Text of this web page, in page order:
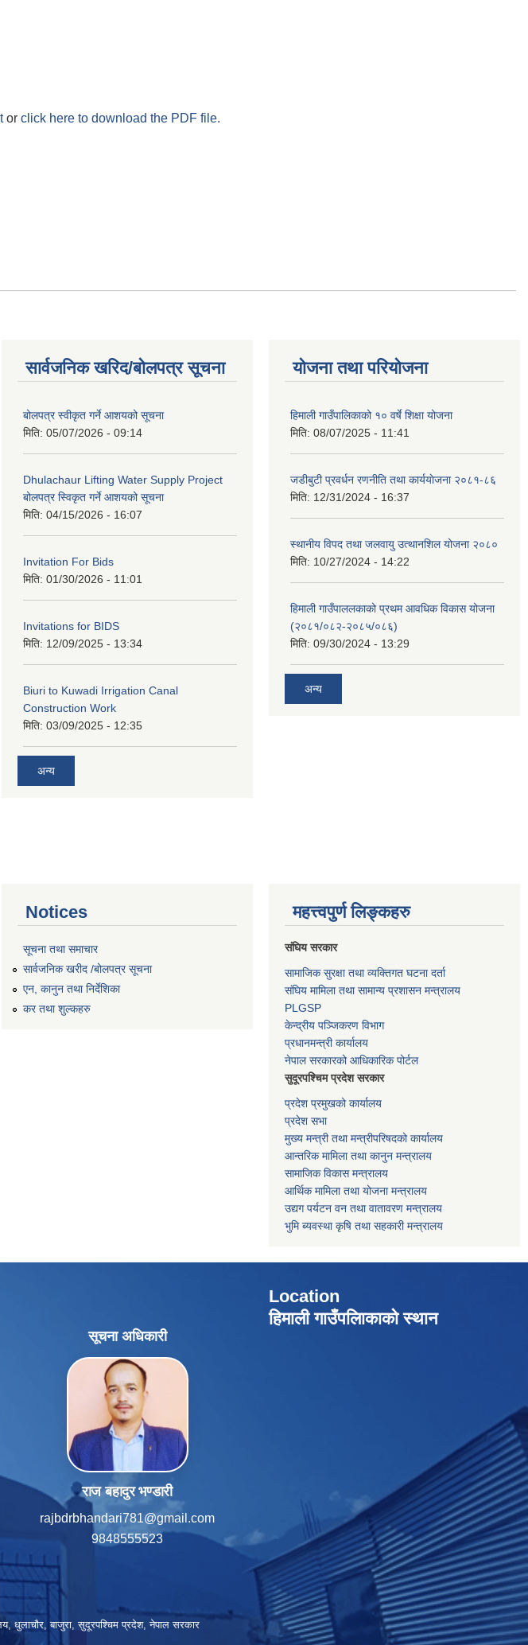
or click here to download the PDF file.
सार्वजनिक खरिद/बोलपत्र सूचना
बोलपत्र स्वीकृत गर्ने आशयको सूचना
मिति: 05/07/2026 - 09:14
Dhulachaur Lifting Water Supply Project
बोलपत्र स्विकृत गर्ने आशयको सूचना
मिति: 04/15/2026 - 16:07
Invitation For Bids
मिति: 01/30/2026 - 11:01
Invitations for BIDS
मिति: 12/09/2025 - 13:34
Biuri to Kuwadi Irrigation Canal
Construction Work
मिति: 03/09/2025 - 12:35
अन्य
योजना तथा परियोजना
हिमाली गाउँपालिकाको १० वर्षे शिक्षा योजना
मिति: 08/07/2025 - 11:41
जडीबुटी प्रवर्धन रणनीति तथा कार्ययाेजना २०८१-८६
मिति: 12/31/2024 - 16:37
स्थानीय विपद तथा जलवायु उत्थानशिल योजना २०८०
मिति: 10/27/2024 - 14:22
हिमाली गाउँपाललकाको प्रथम आवधिक विकास योजना
(२०८१/०८२-२०८५/०८६)
मिति: 09/30/2024 - 13:29
अन्य
Notices
सूचना तथा समाचार
सार्वजनिक खरीद /बोलपत्र सूचना
एन, कानुन तथा निर्देशिका
कर तथा शुल्कहरु
महत्त्वपुर्ण लिङ्कहरु
संघिय सरकार
सामाजिक सुरक्षा तथा व्यक्तिगत घटना दर्ता
संघिय मामिला तथा सामान्य प्रशासन मन्त्रालय
PLGSP
केन्द्रीय पञ्जिकरण विभाग
प्रधानमन्त्री कार्यालय
नेपाल सरकारको आधिकारिक पोर्टल
सुदूरपश्चिम प्रदेश सरकार
प्रदेश प्रमुखको कार्यालय
प्रदेश सभा
मुख्य मन्त्री तथा मन्त्रीपरिषदको कार्यालय
आन्तरिक मामिला तथा कानुन मन्त्रालय
सामाजिक विकास मन्त्रालय
आर्थिक मामिला तथा योजना मन्त्रालय
उद्यग पर्यटन वन तथा वातावरण मन्त्रालय
भुमि ब्यवस्था कृषि तथा सहकारी मन्त्रालय
सूचना अधिकारी
राज बहादुर भण्डारी
rajbdrbhandari781@gmail.com
9848555523
Location
हिमाली गाउँपलािकाको स्थान
धुलाचौर, बाजुरा, सुदूरपश्चिम प्रदेश, नेपाल सरकार